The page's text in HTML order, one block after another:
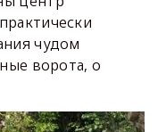
чудом
ворота, о